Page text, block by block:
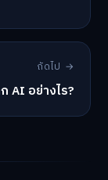
ถัดไป →
AI อย่างไร?